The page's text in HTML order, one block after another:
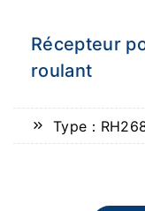
Récepteur
roulant
Type：